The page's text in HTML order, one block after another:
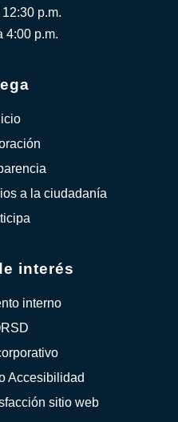
p.m.
4:00 p.m.
a la ciudadanía
interés
interno
Accesibilidad
sitio web